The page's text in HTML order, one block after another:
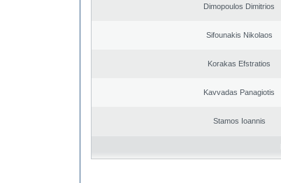
Dimopoulos Dimitrios
Sifounakis Nikolaos
Korakas Efstratios
Kavvadas Panagiotis
Stamos Ioannis